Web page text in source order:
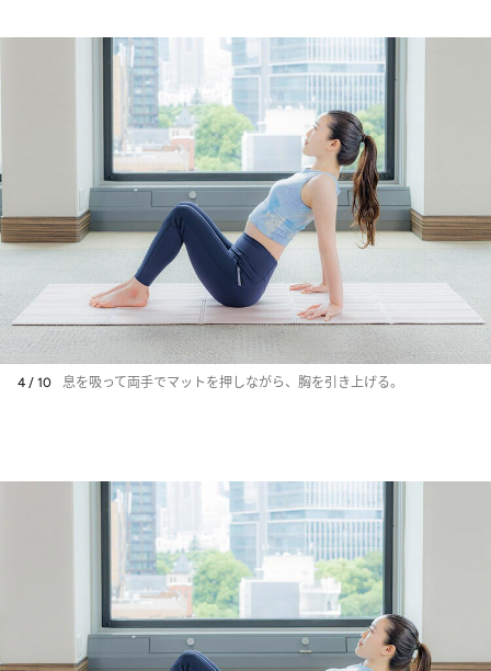
4 / 10 息を吸って両手でマットを押しながら、胸を引き上げる。